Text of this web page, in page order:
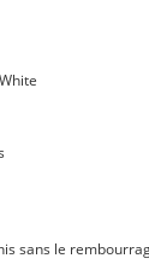
sans le